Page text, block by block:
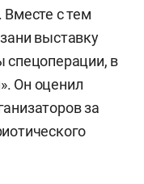
Вместе с тем
выставку
спецоперации, в
Он оценил
за